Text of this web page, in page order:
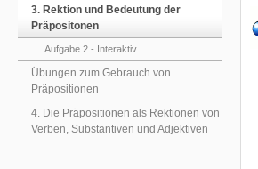
3. Rektion und Bedeutung der
Präpositonen
Aufgabe 2 - Interaktiv
Übungen zum Gebrauch von
Präpositionen
4. Die Präpositionen als Rektionen von
Verben, Substantiven und Adjektiven